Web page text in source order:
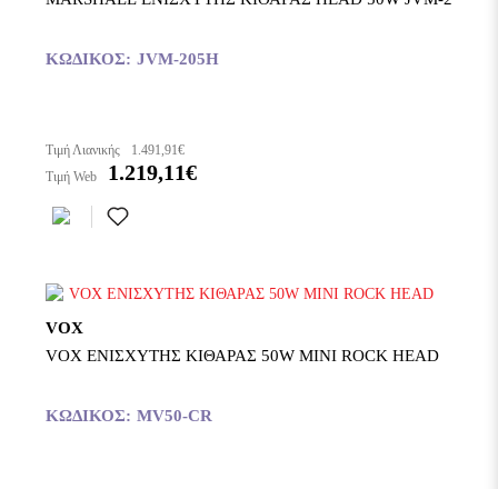
ΚΩΔΙΚΌΣ: JVM-205H
Τιμή Λιανικής
1.491,91€
Τιμή Web
1.219,11€
VOX
VOX ΕΝΙΣΧΥΤΗΣ ΚΙΘΑΡΑΣ 50W MINI ROCK HEAD
ΚΩΔΙΚΌΣ: MV50-CR